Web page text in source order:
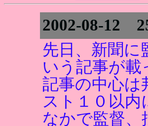
2002-08-12
先日、新聞に
いう記事が載
記事の中心は
スト１０以
なかで監督、